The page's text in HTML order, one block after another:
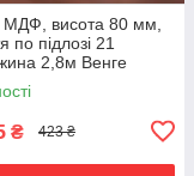
МДФ, висота 80 мм,
по підлозі 21
2,8м Венге
₴ 423 ₴